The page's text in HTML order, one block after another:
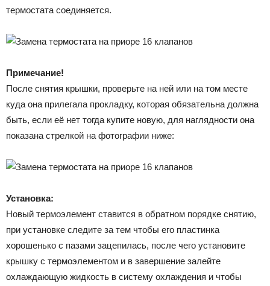
термостата соединяется.
Примечание!
После снятия крышки, проверьте на ней или на том месте
куда она прилегала прокладку, которая обязательна должна
быть, если её нет тогда купите новую, для наглядности она
показана стрелкой на фотографии ниже:
Установка:
Новый термоэлемент ставится в обратном порядке снятию,
при установке следите за тем чтобы его пластинка
хорошенько с пазами зацепилась, после чего установите
крышку с термоэлементом и в завершение залейте
охлаждающую жидкость в систему охлаждения и чтобы